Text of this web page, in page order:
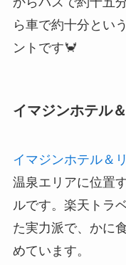
ら車で約十分とい
ントです🦀
イマジンホテル
イマジンホテル＆
温泉エリアに位置
ルです。楽天トラ
た実力派で、かに
めています。